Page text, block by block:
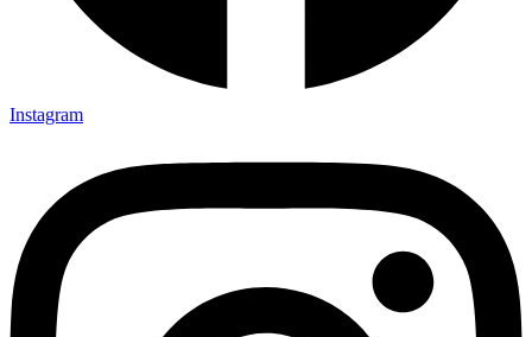
Instagram